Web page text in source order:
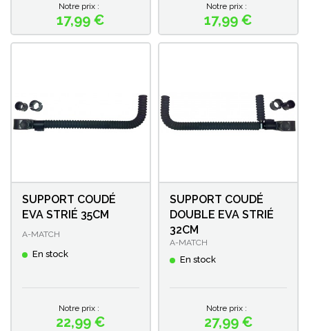
Prix
Notre prix :
17,99 € Prix
Notre prix :
17,99 €
SUPPORT COUDÉ
EVA STRIÉ 35CM
A-MATCH
En stock
Prix
Notre prix :
22,99 €
SUPPORT COUDÉ
DOUBLE EVA STRIÉ
32CM
A-MATCH
En stock
Prix
Notre prix :
27,99 €